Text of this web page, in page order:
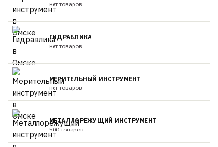
нет товаров
ГИДРАВЛИКА
нет товаров
МЕРИТЕЛЬНЫЙ ИНСТРУМЕНТ
нет товаров
МЕТАЛЛОРЕЖУЩИЙ ИНСТРУМЕНТ
500 товаров